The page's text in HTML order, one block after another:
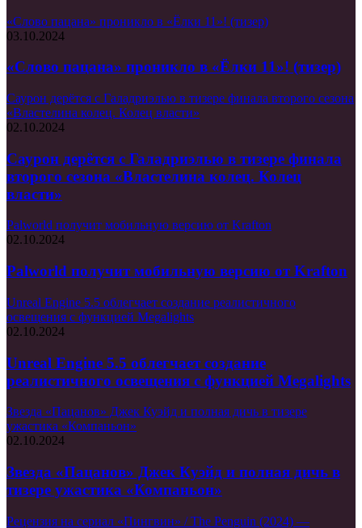
«Слово пацана» проникло в «Ёлки 11»! (тизер)
03.10.2024
«Слово пацана» проникло в «Ёлки 11»! (тизер)
Саурон дерётся с Галадриэлью в тизере финала второго сезона
«Властелина колец. Колец власти»
02.10.2024
Саурон дерётся с Галадриэлью в тизере финала
второго сезона «Властелина колец. Колец
власти»
Palworld получит мобильную версию от Krafton
02.10.2024
Palworld получит мобильную версию от Krafton
Unreal Engine 5.5 облегчает создание реалистичного
освещения с функцией Megalights
02.10.2024
Unreal Engine 5.5 облегчает создание
реалистичного освещения с функцией Megalights
Звезда «Пацанов» Джек Куэйд и полная дичь в тизере
ужастика «Компаньон»
02.10.2024
Звезда «Пацанов» Джек Куэйд и полная дичь в
тизере ужастика «Компаньон»
Рецензия на сериал «Пингвин» / The Penguin (2024) —